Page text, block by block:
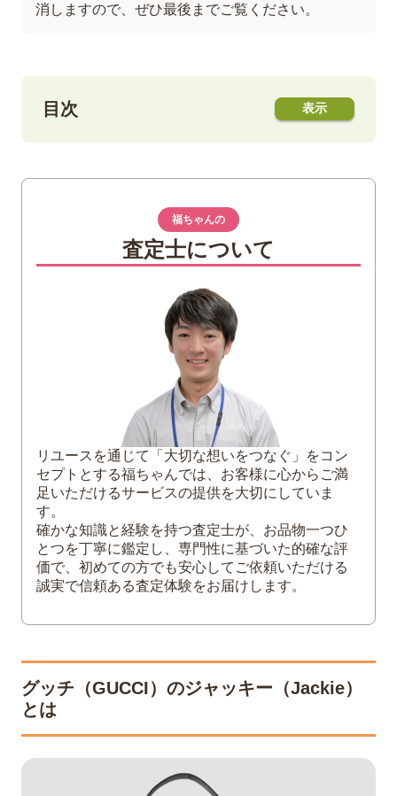
消しますので、ぜひ最後までご覧ください。
目次
ジャッキーのデザインの特徴
2020年には新作が登場
グッチ「ジャッキー」の買取額を高くする
汚れ・ホコリ・ニオイを取ってから買取
付属品も用意する
使わなくなったら早めに買取してもらう
4
グッチ「ジャッキー」の買取なら福ちゃん
にご相談を
福ちゃんの
査定士について
リユースを通じて「大切な想いをつなぐ」をコン
セプトとする福ちゃんでは、お客様に心からご満
足いただけるサービスの提供を大切にしていま
す。
確かな知識と経験を持つ査定士が、お品物一つひ
とつを丁寧に鑑定し、専門性に基づいた的確な評
価で、初めての方でも安心してご依頼いただける
誠実で信頼ある査定体験をお届けします。
グッチ（GUCCI）のジャッキー（Jackie）
とは